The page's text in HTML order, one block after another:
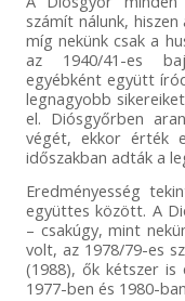
számít nálunk,
míg nekünk csak a
az 1940/41-es
egyébként együtt
legnagyobb
el. Diósgyőrben
végét, ekkor érték
időszakban adták a
Eredményesség
együttes között. A
– csakúgy, mint
volt, az 1978/79-es
(1988), ők kétszer
1977-ben és 1980-